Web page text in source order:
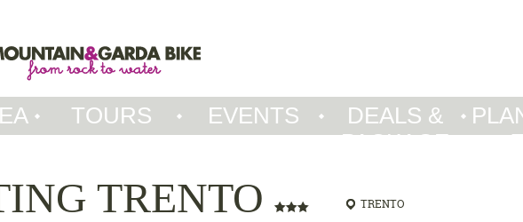
TOURS EVENTS
DEALS &
PACKAGE
TRENTO TRENTO